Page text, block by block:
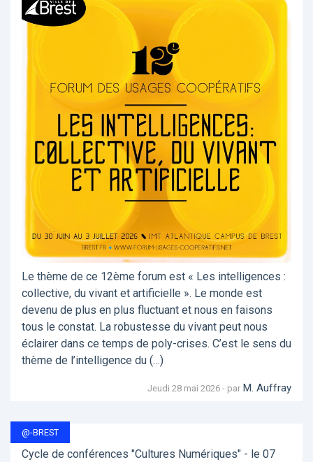
Le thème de ce 12ème forum est « Les intelligences :
collective, du vivant et artificielle ». Le monde est
devenu de plus en plus fluctuant et nous en faisons
tous le constat. La robustesse du vivant peut nous
éclairer dans ce temps de poly-crises. C’est le sens du
thème de l’intelligence du (…)
Jeudi 28 mai 2026 - par M. Auffray
@-BREST
Cycle de conférences "Cultures Numériques" - le 07